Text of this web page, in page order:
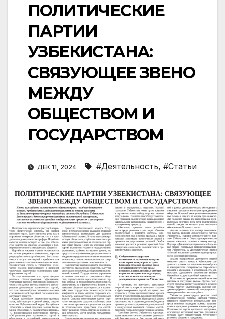
ПОЛИТИЧЕСКИЕ
ПАРТИИ
УЗБЕКИСТАНА:
СВЯЗУЮЩЕЕ ЗВЕНО
МЕЖДУ
ОБЩЕСТВОМ И
ГОСУДАРСТВОМ
ДЕК 11, 2024 #Деятельность, #Статьи